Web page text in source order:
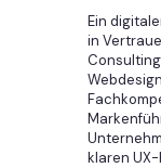
Ein
in
klaren